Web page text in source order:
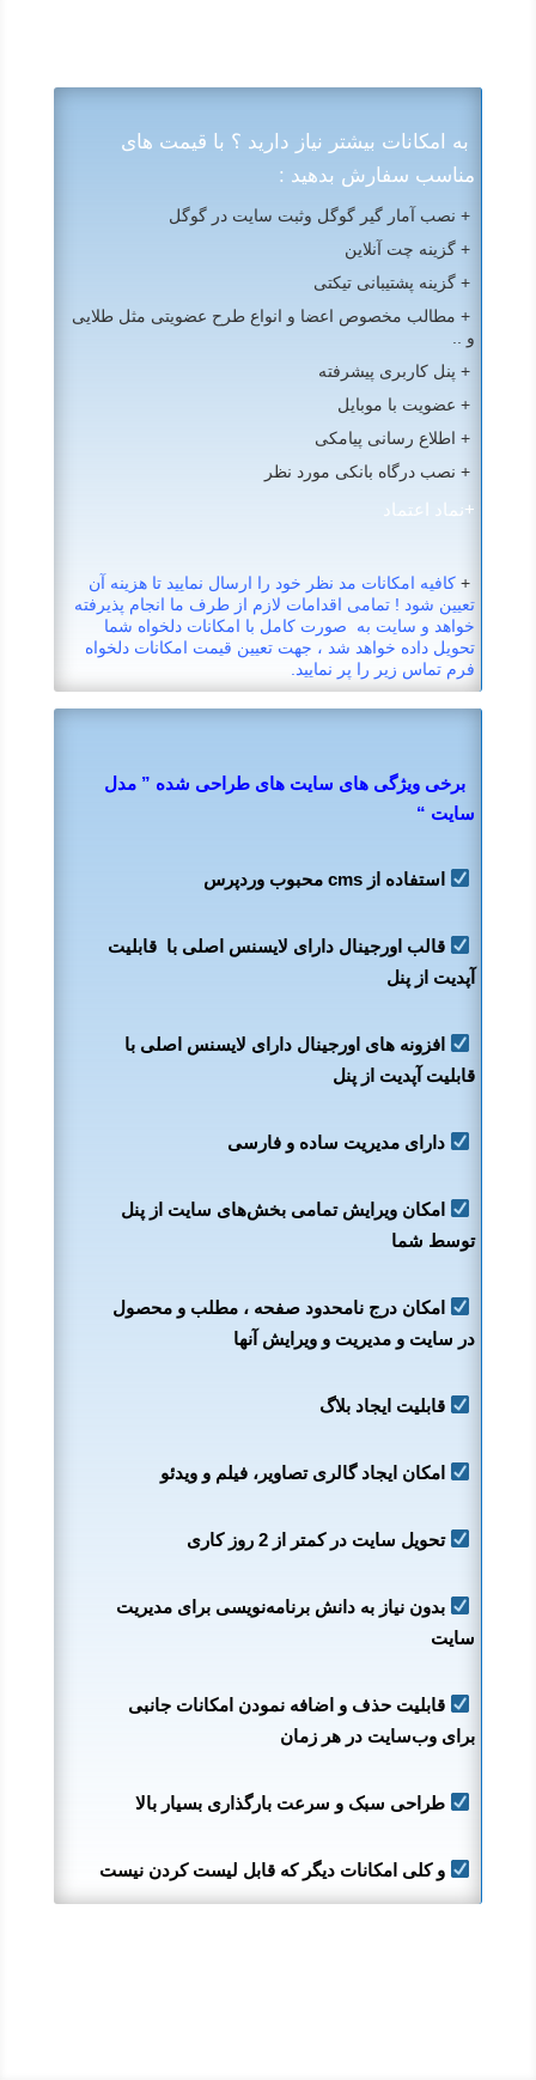
به امکانات بیشتر نیاز دارید ؟ با قیمت های
مناسب سفارش بدهید :
+ نصب آمار گیر گوگل وثبت سایت در گوگل
+ گزینه چت آنلاین
+ گزینه پشتیبانی تیکتی
+ مطالب مخصوص اعضا و انواع طرح عضویتی مثل طلایی
و ..
+ پنل کاربری پیشرفته
+ عضویت با موبایل
+ اطلاع رسانی پیامکی
+ نصب درگاه بانکی مورد نظر
+نماد اعتماد
+ کافیه امکانات مد نظر خود را ارسال نمایید تا هزینه آن
تعیین شود ! تمامی اقدامات لازم از طرف ما انجام پذیرفته
خواهد و سایت به صورت کامل با امکانات دلخواه شما
تحویل داده خواهد شد ، جهت تعیین قیمت امکانات دلخواه
فرم تماس زیر را پر نمایید.
برخی ویژگی های سایت های طراحی شده ” مدل
سایت “
استفاده از cms محبوب وردپرس
قالب اورجینال دارای لایسنس اصلی با قابلیت
آپدیت از پنل
افزونه های اورجینال دارای لایسنس اصلی با
قابلیت آپدیت از پنل
دارای مدیریت ساده و فارسی
امکان ویرایش تمامی بخش‌های سایت از پنل
توسط شما
امکان درج نامحدود صفحه ، مطلب و محصول
در سایت و مدیریت و ویرایش آنها
قابلیت ایجاد بلاگ
امکان ایجاد گالری تصاویر، فیلم و ویدئو
تحویل سایت در کمتر از 2 روز کاری
بدون نیاز به دانش برنامه‌نویسی برای مدیریت
سایت
قابلیت حذف و اضافه نمودن امکانات جانبی
برای وب‌سایت در هر زمان
طراحی سبک و سرعت بارگذاری بسیار بالا
و کلی امکانات دیگر که قابل لیست کردن نیست